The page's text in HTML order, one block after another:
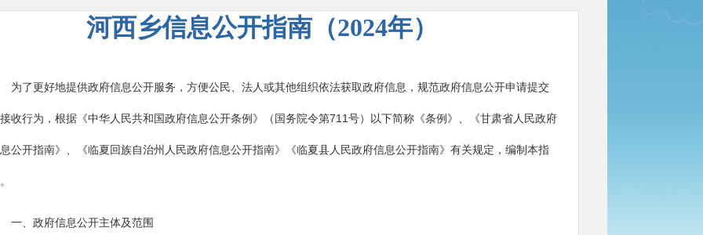
河西乡信息公开指南（2024年）
为了更好地提供政府信息公开服务，方便公民、法人或其他组织依法获取政府信息，规范政府信息公开申请提交
收行为，根据《中华人民共和国政府信息公开条例》（国务院令第711号）以下简称《条例》、《甘肃省人民政府
公开指南》、《临夏回族自治州人民政府信息公开指南》《临夏县人民政府信息公开指南》有关规定，编制本指
一、政府信息公开主体及范围